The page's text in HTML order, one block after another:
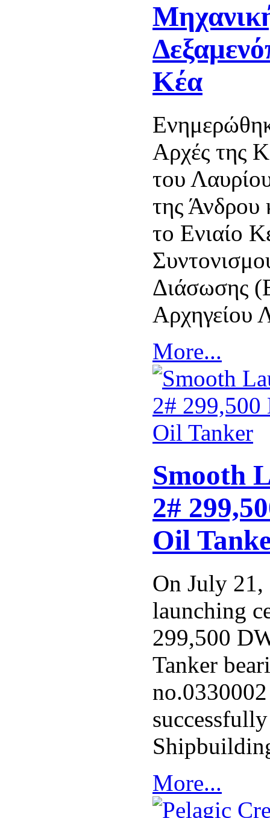
Κέα
Αρχές της
του
της Άνδρου
το Ενιαίο
Διάσωσης
More...
Smooth
2#
Oil
On July 21,
launching
299,500
Tanker
More...